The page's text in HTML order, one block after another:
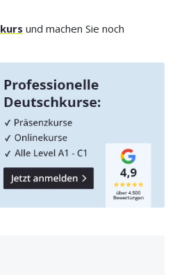
und machen Sie noch